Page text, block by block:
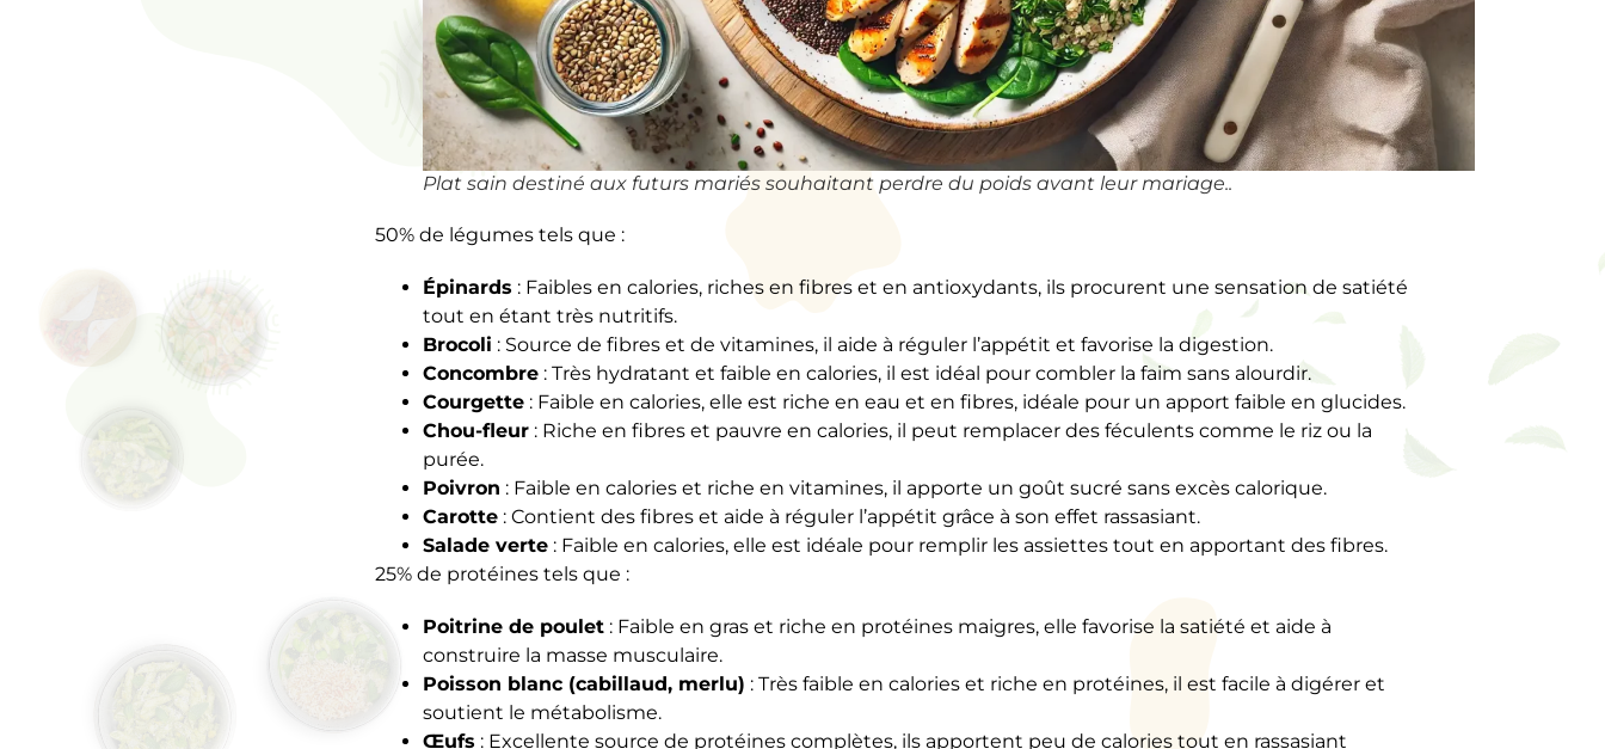
Plat sain destiné aux futurs mariés souhaitant perdre du poids avant leur mariage..
50% de légumes tels que :
Épinards : Faibles en calories, riches en fibres et en antioxydants, ils procurent une sensation de satiété
tout en étant très nutritifs.
Brocoli : Source de fibres et de vitamines, il aide à réguler l’appétit et favorise la digestion.
Concombre: Très hydratant et faible en calories, il est idéal pour combler la faim sans alourdir.
Courgette: Faible en calories, elle est riche en eau et en fibres, idéale pour un apport faible en glucides.
Chou-fleur: Riche en fibres et pauvre en calories, il peut remplacer des féculents comme le riz ou la
purée.
Poivron : Faible en calories et riche en vitamines, il apporte un goût sucré sans excès calorique.
Carotte: Contient des fibres et aide à réguler l’appétit grâce à son effet rassasiant.
Salade verte: Faible en calories, elle est idéale pour remplir les assiettes tout en apportant des fibres.
25% de protéines tels que :
Poitrine de poulet: Faible en gras et riche en protéines maigres, elle favorise la satiété et aide à
construire la masse musculaire.
Poisson blanc (cabillaud, merlu) : Très faible en calories et riche en protéines, il est facile à digérer et
soutient le métabolisme.
Œufs : Excellente source de protéines complètes, ils apportent peu de calories tout en rassasiant